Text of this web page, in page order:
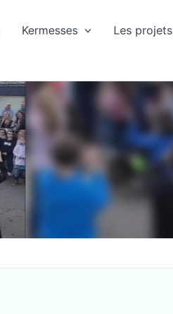
Kermesses Les projets